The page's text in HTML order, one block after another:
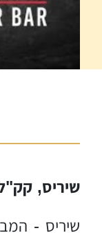
שיריס, קק"ל 79, באר שבע | טלפון: 08-917-
שיריס -